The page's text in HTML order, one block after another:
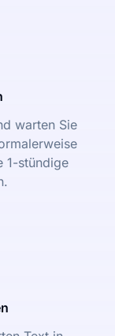
warten Sie
1-stündige